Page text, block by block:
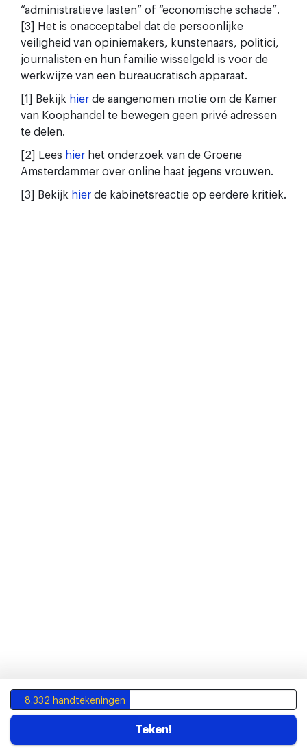
8.332 handtekeningen
Teken!
“administratieve lasten” of “economische schade”.
[3] Het is onacceptabel dat de persoonlijke
veiligheid van opiniemakers, kunstenaars, politici,
journalisten en hun familie wisselgeld is voor de
werkwijze van een bureaucratisch apparaat.
[1] Bekijk hier de aangenomen motie om de Kamer
van Koophandel te bewegen geen privé adressen
te delen.
[2] Lees hier het onderzoek van de Groene
Amsterdammer over online haat jegens vrouwen.
[3] Bekijk hier de kabinetsreactie op eerdere kritiek.